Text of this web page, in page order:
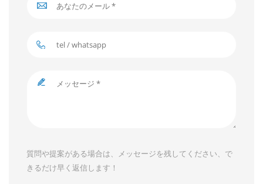
質問や提案がある場合は、メッセージを残してください、で
きるだけ早く返信します！